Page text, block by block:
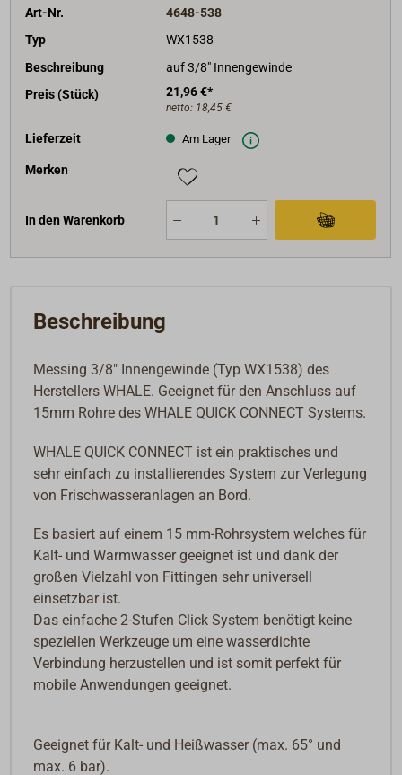
Art-Nr.
4648-538
Typ
WX1538
Beschreibung
auf 3/8" Innengewinde
Preis (Stück)
21,96 €*
netto: 18,45 €
Lieferzeit Am Lager
Merken
In den Warenkorb
Beschreibung
Messing 3/8" Innengewinde (Typ WX1538) des
Herstellers WHALE. Geeignet für den Anschluss auf
15mm Rohre des WHALE QUICK CONNECT Systems.
WHALE QUICK CONNECT ist ein praktisches und
sehr einfach zu installierendes System zur Verlegung
von Frischwasseranlagen an Bord.
Es basiert auf einem 15 mm-Rohrsystem welches für
Kalt- und Warmwasser geeignet ist und dank der
großen Vielzahl von Fittingen sehr universell
einsetzbar ist.
Das einfache 2-Stufen Click System benötigt keine
speziellen Werkzeuge um eine wasserdichte
Verbindung herzustellen und ist somit perfekt für
mobile Anwendungen geeignet.
Geeignet für Kalt- und Heißwasser (max. 65° und
max. 6 bar).